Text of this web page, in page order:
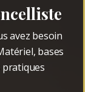
avez besoin
bases